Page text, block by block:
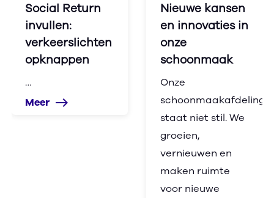
Social Return
invullen:
verkeerslichten
opknappen
…
Meer east
Nieuwe kansen
en innovaties in
onze
schoonmaak
Onze
schoonmaakafdeling
staat niet stil. We
groeien,
vernieuwen en
maken ruimte
voor nieuwe